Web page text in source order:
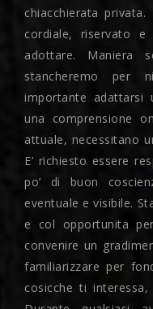
chiacchierata
cordiale, riservato
adottare. Maniera
stancheremo per
importante adattarsi
una comprensione
attuale, necessitano
E’ richiesto essere
po’ di buon
eventuale e visibile.
e col opportunita
convenire un
familiarizzare per
cosicche ti